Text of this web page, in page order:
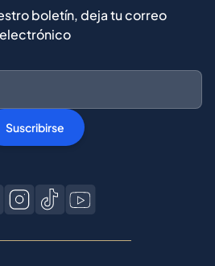
boletín, deja tu correo
electrónico
Suscribirse